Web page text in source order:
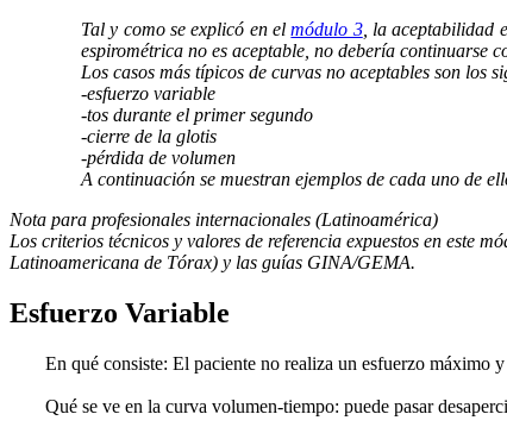
Tal y como se explicó en elmódulo 3, la aceptabilidad
espirométrica no es aceptable, no debería continuarse
Los casos más típicos de curvas no aceptables son los
-esfuerzo variable
-tos durante el primer segundo
-cierre de la glotis
-pérdida de volumen
A continuación se muestran ejemplos de cada uno de
Nota para profesionales internacionales (Latinoamérica)
Los criterios técnicos y valores de referencia expuestos en este
Latinoamericana de Tórax) y las guías GINA/GEMA.
Esfuerzo Variable
En qué consiste: El paciente no realiza un esfuerzo máximo
Qué se ve en la curva volumen-tiempo: puede pasar